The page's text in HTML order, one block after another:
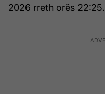
2026 rreth orës 22:25.